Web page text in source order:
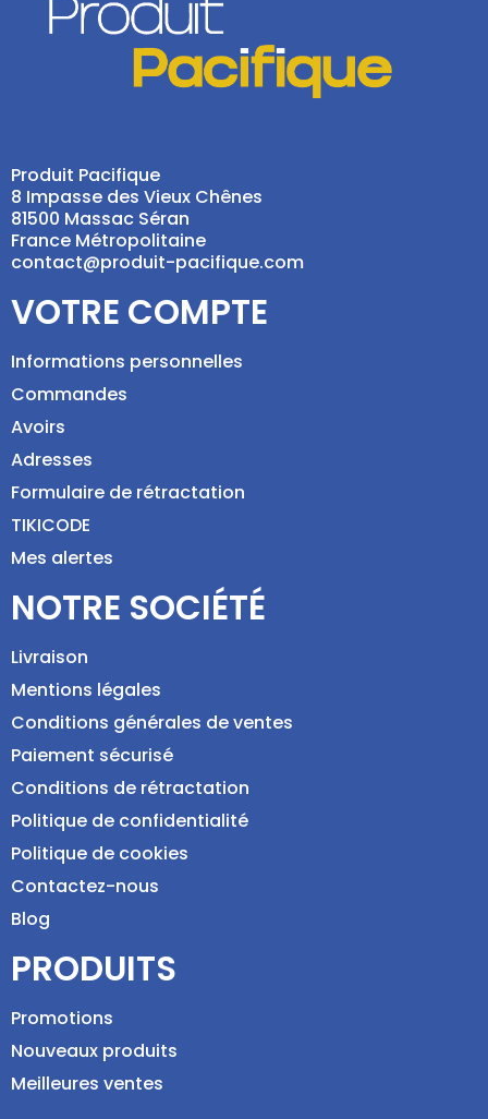
Produit Pacifique
8 Impasse des Vieux Chênes
81500 Massac Séran
France Métropolitaine
contact@produit-pacifique.com
VOTRE COMPTE
Informations personnelles
Commandes
Avoirs
Adresses
Formulaire de rétractation
TIKICODE
Mes alertes
NOTRE SOCIÉTÉ
Livraison
Mentions légales
Conditions générales de ventes
Paiement sécurisé
Conditions de rétractation
Politique de confidentialité
Politique de cookies
Contactez-nous
Blog
PRODUITS
Promotions
Nouveaux produits
Meilleures ventes